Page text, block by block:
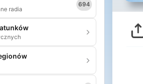
radia
694